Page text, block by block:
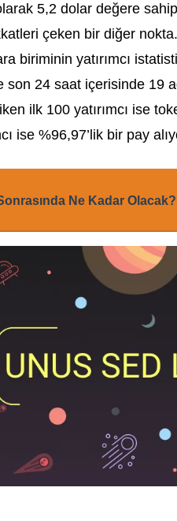
5,2 dolar değere sahip.
çeken bir diğer
biriminin yatırımcı
24 saat içerisinde 19
ilk 100 yatırımcı ise
ise %96,97’lik bir pay
Ne Kadar Olacak?